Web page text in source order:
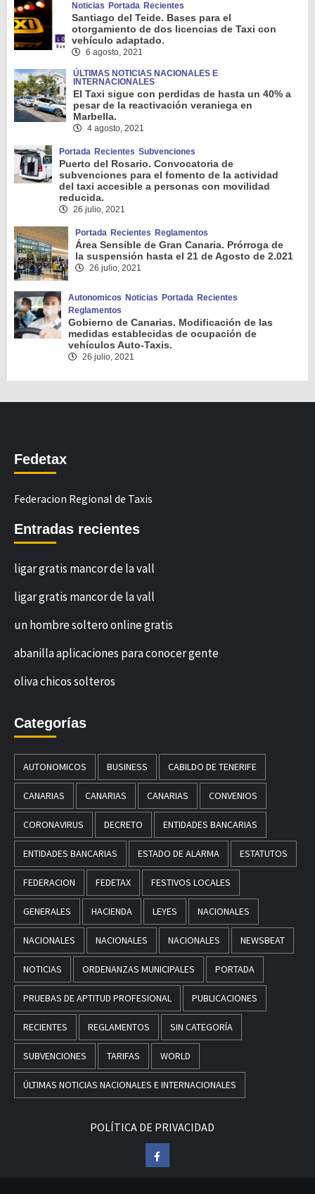
Noticias Portada Recientes
Santiago del Teide. Bases para el
otorgamiento de dos licencias de Taxi con
vehículo adaptado.
6 agosto, 2021
ÚLTIMAS NOTICIAS NACIONALES E
INTERNACIONALES
El Taxi sigue con perdidas de hasta un 40% a
pesar de la reactivación veraniega en
Marbella.
4 agosto, 2021
Portada Recientes Subvenciones
Puerto del Rosario. Convocatoria de
subvenciones para el fomento de la actividad
del taxi accesible a personas con movilidad
reducida.
26 julio, 2021
Portada Recientes Reglamentos
Área Sensible de Gran Canaria. Prórroga de
la suspensión hasta el 21 de Agosto de 2.021
26 julio, 2021
Autonomicos Noticias Portada Recientes
Reglamentos
Gobierno de Canarias. Modificación de las
medidas establecidas de ocupación de
vehículos Auto-Taxis.
26 julio, 2021
Fedetax
Federacion Regional de Taxis
Entradas recientes
ligar gratis mancor de la vall
ligar gratis mancor de la vall
un hombre soltero online gratis
abanilla aplicaciones para conocer gente
oliva chicos solteros
Categorías
AUTONOMICOS BUSINESS CABILDO DE TENERIFE
CANARIAS CANARIAS CANARIAS CONVENIOS
CORONAVIRUS DECRETO ENTIDADES BANCARIAS
ENTIDADES BANCARIAS ESTADO DE ALARMA ESTATUTOS
FEDERACION FEDETAX FESTIVOS LOCALES
GENERALES HACIENDA LEYES NACIONALES
NACIONALES NACIONALES NACIONALES NEWSBEAT
NOTICIAS ORDENANZAS MUNICIPALES PORTADA
PRUEBAS DE APTITUD PROFESIONAL PUBLICACIONES
RECIENTES REGLAMENTOS SIN CATEGORÍA
SUBVENCIONES TARIFAS WORLD
ÚLTIMAS NOTICIAS NACIONALES E INTERNACIONALES
POLÍTICA DE PRIVACIDAD
Facebook